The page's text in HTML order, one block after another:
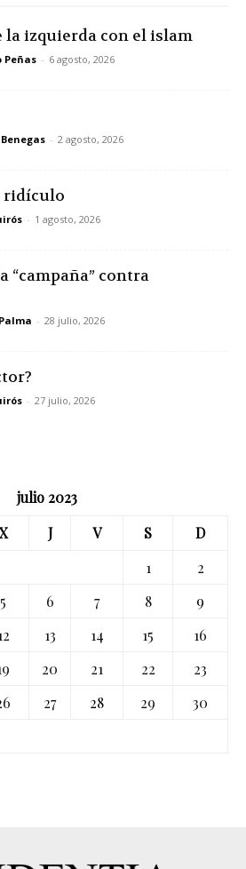
la izquierda con el islam
Peñas - 6 agosto, 2026
- 2 agosto, 2026
ridículo
- 1 agosto, 2026
“campaña” contra
- 28 julio, 2026
- 27 julio, 2026
julio 2023
J V S
D
1
2
5 6 7 8
9
13 14 15
16
20 21 22
23
27 28 29
30